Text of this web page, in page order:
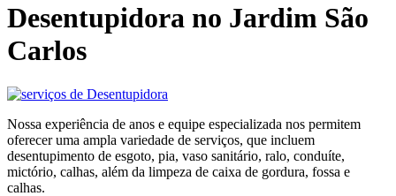
Desentupidora no Jardim São
Carlos
Nossa experiência de anos e equipe especializada nos permitem
oferecer uma ampla variedade de serviços, que incluem
desentupimento de esgoto, pia, vaso sanitário, ralo, conduíte,
mictório, calhas, além da limpeza de caixa de gordura, fossa e
calhas.